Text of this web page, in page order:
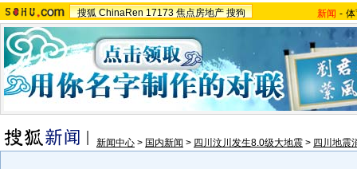
搜狐 ChinaRen 17173 焦点房地产 搜狗 新闻 -
新闻中心 > 国内新闻 > 四川汶川发生8.0级大地震 > 四川地震